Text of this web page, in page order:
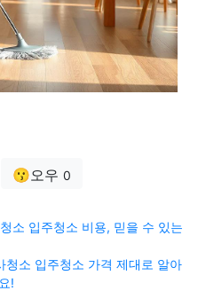
😗오우 0
소 입주청소 비용, 믿을 수 있는
청소 입주청소 가격 제대로 알아
!